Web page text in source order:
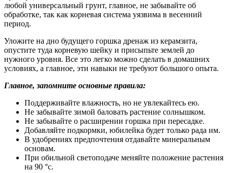
любой универсальный грунт, главное, не забывайте об
обработке, так как корневая система уязвима в весенний
период.
Уложите на дно будущего горшка дренаж из керамзита,
опустите туда корневую шейку и присыпьте землей до
нужного уровня. Все это легко можно сделать в домашних
условиях, а главное, эти навыки не требуют большого опыта.
Главное, запомните основные правила:
Поддерживайте влажность, но не увлекайтесь ею.
Не забывайте зимой баловать растение солнышком.
Не забывайте о расширении горшка при пересадке.
Добавляйте подкормки, юбилейка будет только рада им.
В удобрениях предпочтения отдавайте минеральным
основам.
При обильной светоподаче меняйте положение растения
на 90 °с.